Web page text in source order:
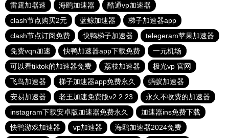
雷霆加器速
海鸥加速器
酷通vp加速器
clash节点购买2元
蓝鲸加速器
梯子加速器app
clash节点订阅免费
快鸭梯子加速器
telegeram苹果加速器
免费vqn加速
快鸭加速器app下载免费
一元机场
可以看tiktok的加速器免费
荔枝加速器
极光vp 官网
飞鸟加速器
梯子加速器app免费永久
蚂蚁加速器
安易加速器
老王加速免费版v2.2.23
永久不收费的加速器
instagram下载安卓版加速器免费永久
加速器ins免费下载
快鸭游戏加速器
vp加速器
海鸥加速器2024免费